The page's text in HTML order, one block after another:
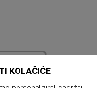
KOLAČIĆE